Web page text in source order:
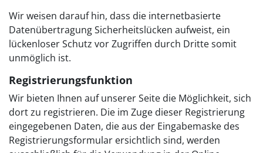
Wir weisen darauf hin, dass die internetbasierte
Datenübertragung Sicherheitslücken aufweist, ein
lückenloser Schutz vor Zugriffen durch Dritte somit
unmöglich ist.
Registrierungsfunktion
Wir bieten Ihnen auf unserer Seite die Möglichkeit, sich
dort zu registrieren. Die im Zuge dieser Registrierung
eingegebenen Daten, die aus der Eingabemaske des
Registrierungsformular ersichtlich sind, werden